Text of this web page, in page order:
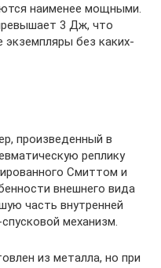
наименее мощными.
3 Дж, что
экземпляры без каких-
произведенный в
реплику
Смиттом и
внешнего вида
часть внутренней
механизм.
из металла, но при